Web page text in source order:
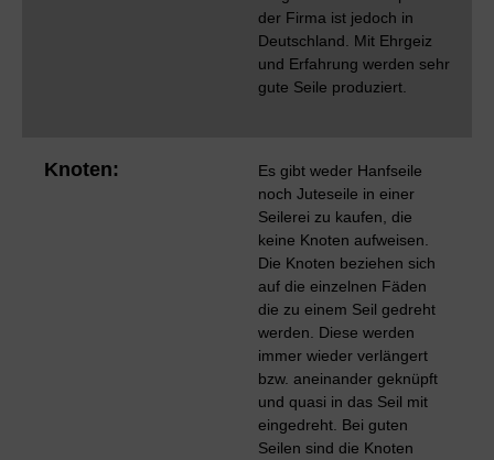
der Firma ist jedoch in
Deutschland. Mit Ehrgeiz
und Erfahrung werden sehr
gute Seile produziert.
Knoten:
Es gibt weder Hanfseile
noch Juteseile in einer
Seilerei zu kaufen, die
keine Knoten aufweisen.
Die Knoten beziehen sich
auf die einzelnen Fäden
die zu einem Seil gedreht
werden. Diese werden
immer wieder verlängert
bzw. aneinander geknüpft
und quasi in das Seil mit
eingedreht. Bei guten
Seilen sind die Knoten